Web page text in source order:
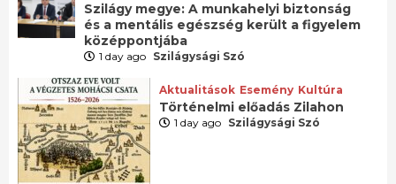
Szilágy megye: A munkahelyi biztonság
és a mentális egészség került a figyelem
középpontjába
1 day ago Szilágysági Szó
Aktualitások Esemény Kultúra
Történelmi előadás Zilahon
1 day ago Szilágysági Szó